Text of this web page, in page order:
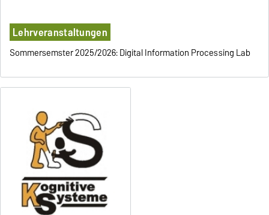
Lehrveranstaltungen
Sommersemster 2025/2026: Digital Information Processing Lab